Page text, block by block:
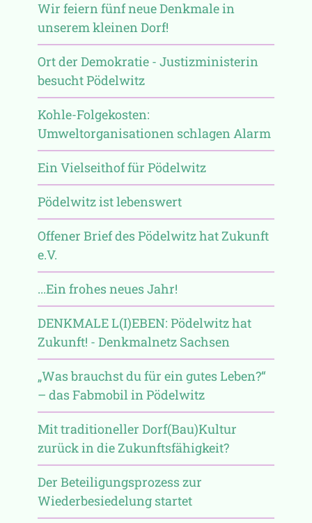
Wir feiern fünf neue Denkmale in
unserem kleinen Dorf!
Ort der Demokratie - Justizministerin
besucht Pödelwitz
Kohle-Folgekosten:
Umweltorganisationen schlagen Alarm
Ein Vielseithof für Pödelwitz
Pödelwitz ist lebenswert
Offener Brief des Pödelwitz hat Zukunft
e.V.
...Ein frohes neues Jahr!
DENKMALE L(I)EBEN: Pödelwitz hat
Zukunft! - Denkmalnetz Sachsen
„Was brauchst du für ein gutes Leben?“
– das Fabmobil in Pödelwitz
Mit traditioneller Dorf(Bau)Kultur
zurück in die Zukunftsfähigkeit?
Der Beteiligungsprozess zur
Wiederbesiedelung startet